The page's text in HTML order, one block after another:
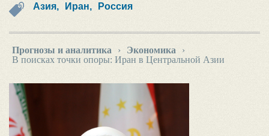
Азия, Иран, Россия
Прогнозы и аналитика › Экономика
›
В поисках точки опоры: Иран в Центральной Азии